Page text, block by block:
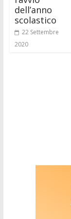
dell’anno
scolastico
22 Settembre
2020